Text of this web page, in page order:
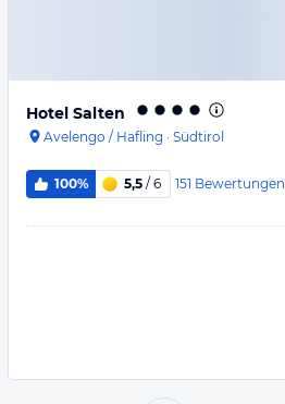
Hotel Salten
Avelengo / Hafling · Südtirol
100% 5,5 / 6 151 Bewertungen